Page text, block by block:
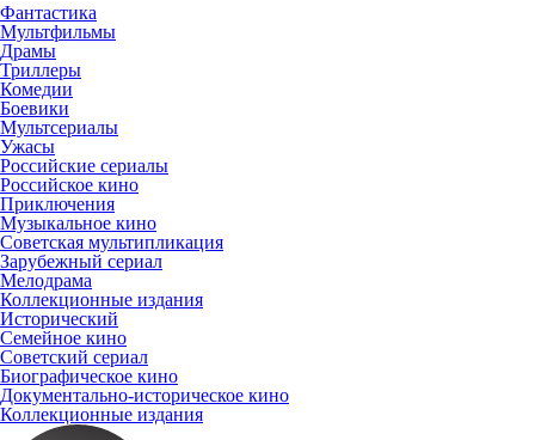
Фантастика
Мультфильмы
Драмы
Триллеры
Комедии
Боевики
Мультсериалы
Ужасы
Российские сериалы
Российское кино
Приключения
Музыкальное кино
Советская мультипликация
Зарубежный сериал
Мелодрама
Коллекционные издания
Исторический
Семейное кино
Советский сериал
Биографическое кино
Документально-историческое кино
Коллекционные издания